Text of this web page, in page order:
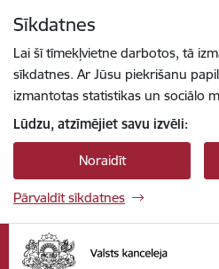
Sīkdatnes
Lai šī tīmekļvietne darbotos, tā
sīkdatnes. Ar Jūsu piekrišanu
izmantotas statistikas un sociālo
Lūdzu, atzīmējiet savu izvēli:
Noraidīt
Pārvaldīt sīkdatnes